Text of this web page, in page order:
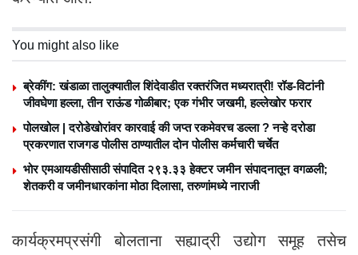
You might also like
ब्रेकींग: खंडाळा तालुक्यातील शिंदेवाडीत रक्तरंजित मध्यरात्री! रॉड-विटांनी
जीवघेणा हल्ला, तीन राऊंड गोळीबार; एक गंभीर जखमी, हल्लेखोर फरार
पोलखोल | दरोडेखोरांवर कारवाई की जप्त रकमेवरच डल्ला ? नऱ्हे दरोडा
प्रकरणात राजगड पोलीस ठाण्यातील दोन पोलीस कर्मचारी चर्चेत
भोर एमआयडीसीसाठी संपादित २९३.३३ हेक्टर जमीन संपादनातून वगळली;
शेतकरी व जमीनधारकांना मोठा दिलासा, तरुणांमध्ये नाराजी
कार्यक्रमप्रसंगी बोलताना सह्याद्री उद्योग समूह तसेच